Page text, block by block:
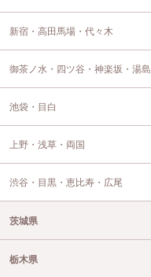
新宿・高田馬場・代々木
御茶ノ水・四ツ谷・神楽坂・湯島
池袋・目白
上野・浅草・両国
渋谷・目黒・恵比寿・広尾
茨城県
栃木県